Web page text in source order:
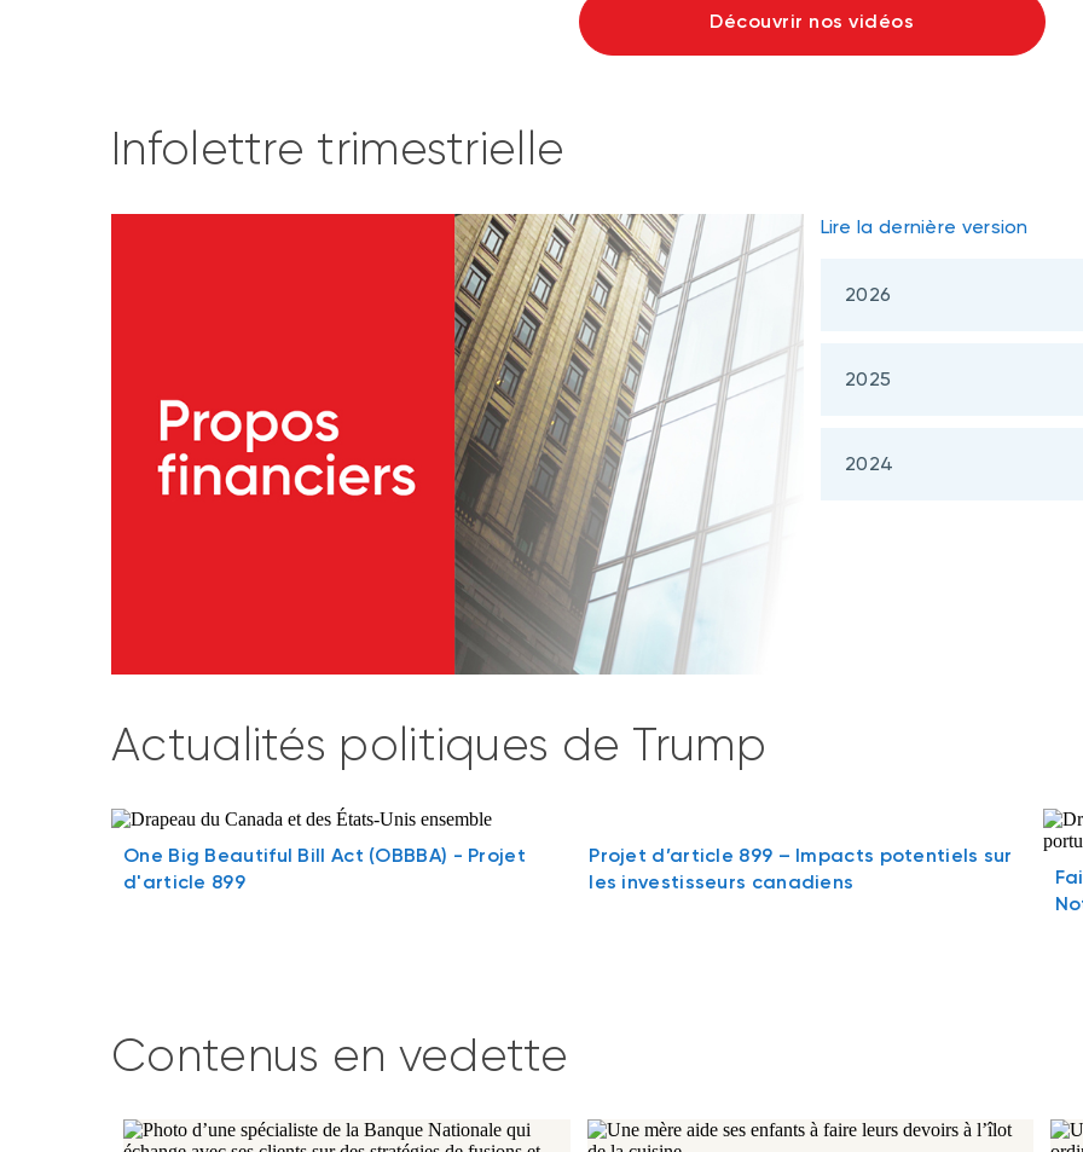
Découvrir nos vidéos
Infolettre trimestrielle
Lire la dernière version
2026
2025
2024
Actualités politiques de Trump
One Big Beautiful Bill Act (OBBBA) - Projet
d'article 899
Projet d’article 899 – Impacts potentiels sur
les investisseurs canadiens
Contenus en vedette